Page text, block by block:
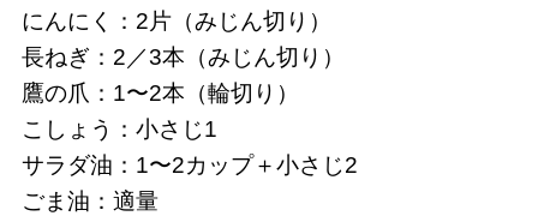
にんにく：2片（みじん切り）
長ねぎ：2／3本（みじん切り）
鷹の爪：1〜2本（輪切り）
こしょう：小さじ1
サラダ油：1〜2カップ＋小さじ2
ごま油：適量